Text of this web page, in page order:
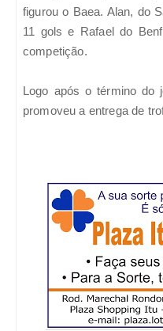
figurou o Baea. Alan, do
11 gols e Rafael do
competição.
Logo após o término do
promoveu a entrega de